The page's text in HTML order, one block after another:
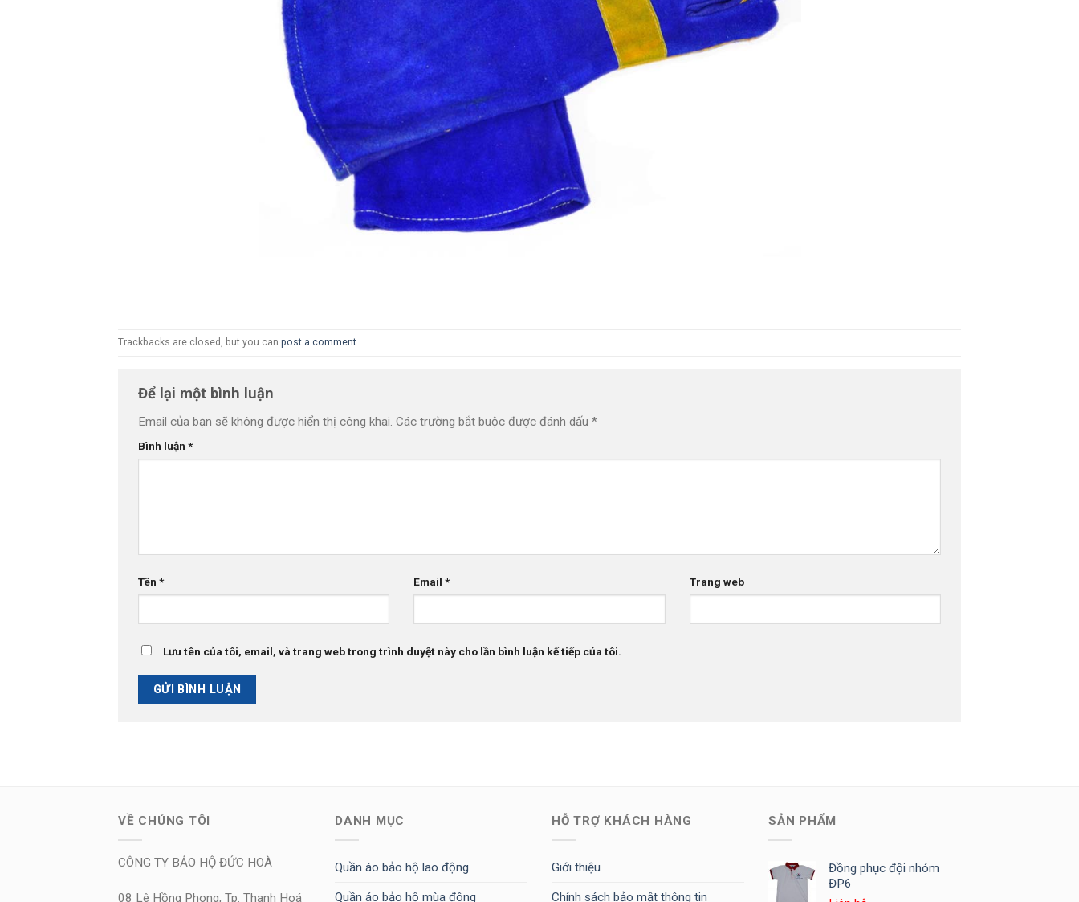
Trackbacks are closed, but you can post a comment.
Để lại một bình luận
Email của bạn sẽ không được hiển thị công khai. Các trường bắt buộc được đánh dấu *
Bình luận *
Tên * Email* Trang web
Lưu tên của tôi, email, và trang web trong trình duyệt này cho lần bình luận kế tiếp của tôi.
VỀ CHÚNG TÔI
CÔNG TY BẢO HỘ ĐỨC HOÀ
08 Lê Hồng Phong, Tp. Thanh Hoá
DANH MỤC
Quần áo bảo hộ lao động
Quần áo bảo hộ mùa đông
HỖ TRỢ KHÁCH HÀNG
Giới thiệu
Chính sách bảo mật thông tin
SẢN PHẨM
Đồng phục đội nhóm
ĐP6